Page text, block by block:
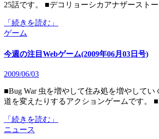
25話です。 ■デコリョーシカアナザースト
「続きを読む」
ゲーム
今週の注目Webゲーム(2009年06月03日号)
2009/06/03
■Bug War 虫を増やして住み処を増やしていくゲームです。 ■Tempus Terminus 時間を止めてモノを移動させたり敵の弾
道を変えたりするアクションゲームです。
「続きを読む」
ニュース